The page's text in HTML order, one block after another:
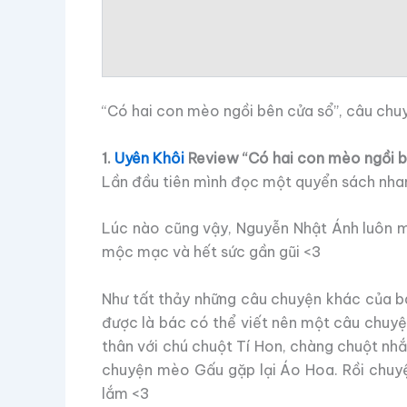
“Có hai con mèo ngồi bên cửa sổ”, câu
1. Uyên Khôi Review “Có hai con mèo ngồi
Lần đầu tiên mình đọc một quyển sách
Lúc nào cũng vậy, Nguyễn Nhật Ánh
mộc mạc và hết sức gần gũi <3
Như tất thảy những câu chuyện khác của
được là bác có thể viết nên một câu
thân với chú chuột Tí Hon, chàng chuột
chuyện mèo Gấu gặp lại Áo Hoa. Rồi
lắm <3